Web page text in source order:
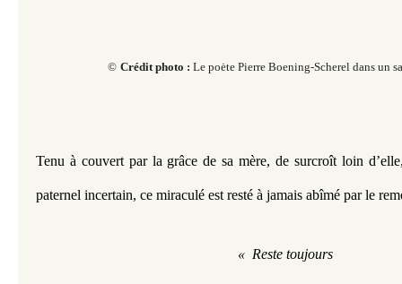
© Crédit photo : Le poėte Pierre Boening-Scherel dans un
Tenu à couvert par la grâce de sa mère, de surcroît loin
paternel incertain, ce miraculé est resté à jamais abîmé par le
«  Reste toujours